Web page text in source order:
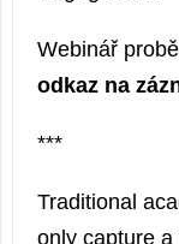
Webinář
odkaz na
***
Traditional
only capture a